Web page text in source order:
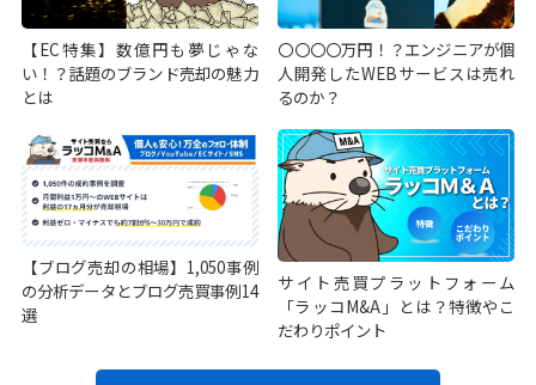
【EC特集】数億円も夢じゃな
い！？話題のブランド売却の魅力
とは
〇〇〇〇万円！？エンジニアが個
人開発したWEBサービスは売れ
るのか？
【ブログ売却の相場】1,050事例
の分析データとブログ売買事例14
選
サイト売買プラットフォーム
「ラッコM&A」とは？特徴やこ
だわりポイント